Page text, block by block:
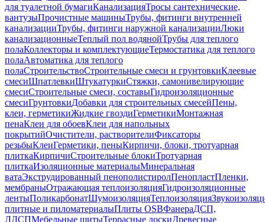
для туалетной бумагиКанализацияТросы сантехнические,
вантузыПрочистные машиныТрубы, фитинги внутренней
канализацииТрубы, фитинги наружной канализацииЛюки
канализационныеТеплый пол водянойТрубы для теплого
полаКоллекторы и комплектующиеТермостатика для теплого
полаАвтоматика для теплого
полаСтроительствоСтроительные смеси и грунтовкиКлеевые
смесиШпатлевкиШтукатуркиСтяжки, самонивелирующие
смесиСтроительные смеси, составыГидроизоляционные
смесиГрунтовкиДобавки для строительных смесейПены,
клеи, герметикиЖидкие гвоздиГерметикиМонтажная
пенаКлеи для обоевКлеи для напольных
покрытийОчистители, растворителиФиксаторы
резьбыКлеиГерметики, пеныКирпичи, блоки, тротуарная
плиткаКирпичиСтроительные блокиТротуарная
плиткаИзоляционные материалыМинеральная
ватаЭкструдированный пенополистиролПенопластПленки,
мембраныОтражающая теплоизоляцияГидроизоляционные
лентыПоликарбонатШумоизоляцияТеплоизоляция
плитные и пиломатериалыПлиты OSBФанераДСП,
ЛДСПМебельные щитыТеррасные доскиДревесные